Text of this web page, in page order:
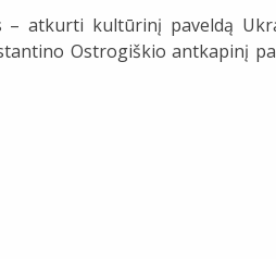
– atkurti kultūrinį paveldą
Ostrogiškio antkapinį